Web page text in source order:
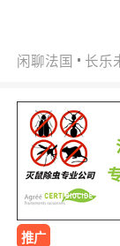
闲聊法国
推广